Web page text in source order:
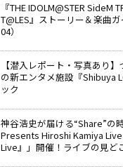
『THE IDOLM@STER SideM
T@LES』ストーリー＆楽曲
04）
【潜入レポート・写真あり
の新エンタメ施設『Shibuya
ック
神谷浩史が届ける“Share”の時
Presents Hiroshi Kamiya
Live』」開催！ライブの見ど